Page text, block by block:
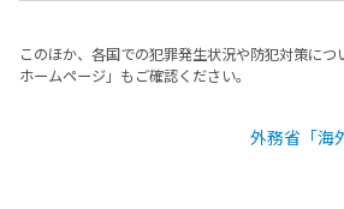
このほか、各国での犯罪発生状況や防犯対策に
ホームページ」もご確認ください。
外務省「海